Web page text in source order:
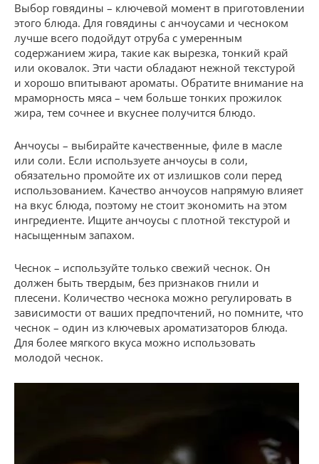
Выбор говядины – ключевой момент в приготовлении
этого блюда. Для говядины с анчоусами и чесноком
лучше всего подойдут отруба с умеренным
содержанием жира, такие как вырезка, тонкий край
или оковалок. Эти части обладают нежной текстурой
и хорошо впитывают ароматы. Обратите внимание на
мраморность мяса – чем больше тонких прожилок
жира, тем сочнее и вкуснее получится блюдо.
Анчоусы – выбирайте качественные, филе в масле
или соли. Если используете анчоусы в соли,
обязательно промойте их от излишков соли перед
использованием. Качество анчоусов напрямую влияет
на вкус блюда, поэтому не стоит экономить на этом
ингредиенте. Ищите анчоусы с плотной текстурой и
насыщенным запахом.
Чеснок – используйте только свежий чеснок. Он
должен быть твердым, без признаков гнили и
плесени. Количество чеснока можно регулировать в
зависимости от ваших предпочтений, но помните, что
чеснок – один из ключевых ароматизаторов блюда.
Для более мягкого вкуса можно использовать
молодой чеснок.